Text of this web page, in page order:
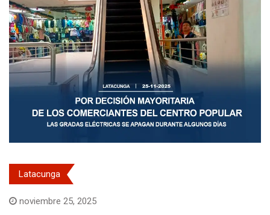
Latacunga
noviembre 25, 2025